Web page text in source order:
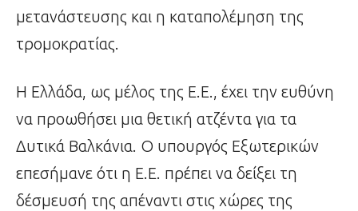
μετανάστευσης και η καταπολέμηση της
τρομοκρατίας.
Η Ελλάδα, ως μέλος της Ε.Ε., έχει την ευθύνη
να προωθήσει μια θετική ατζέντα για τα
Δυτικά Βαλκάνια. Ο υπουργός Εξωτερικών
επεσήμανε ότι η Ε.Ε. πρέπει να δείξει τη
δέσμευσή της απέναντι στις χώρες της